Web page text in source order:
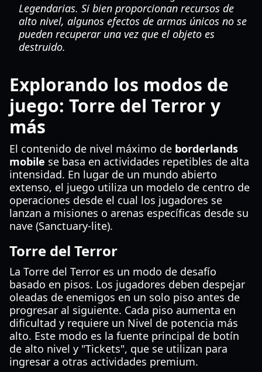
Legendarias. Si bien proporcionan recursos de
alto nivel, algunos efectos de armas únicos no se
pueden recuperar una vez que el objeto es
destruido.
Explorando los modos de
juego: Torre del Terror y
más
El contenido de nivel máximo de borderlands
mobile se basa en actividades repetibles de alta
intensidad. En lugar de un mundo abierto
extenso, el juego utiliza un modelo de centro de
operaciones desde el cual los jugadores se
lanzan a misiones o arenas específicas desde su
nave (Sanctuary-lite).
Torre del Terror
La Torre del Terror es un modo de desafío
basado en pisos. Los jugadores deben despejar
oleadas de enemigos en un solo piso antes de
progresar al siguiente. Cada piso aumenta en
dificultad y requiere un Nivel de potencia más
alto. Este modo es la fuente principal de botín
de alto nivel y "Tickets", que se utilizan para
ingresar a otras actividades premium.